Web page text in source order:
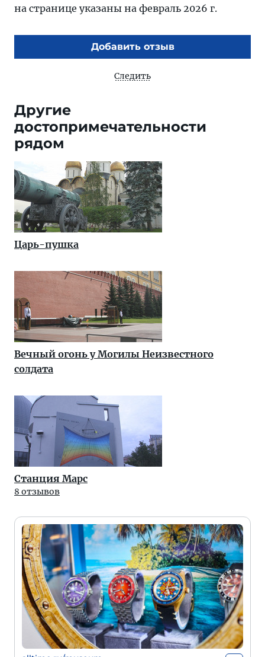
на странице указаны на февраль 2026 г.
Добавить отзыв
Следить
Другие
достопримечательности
рядом
Царь-пушка
Вечный огонь у Могилы Неизвестного
солдата
Станция Марс
8 отзывов